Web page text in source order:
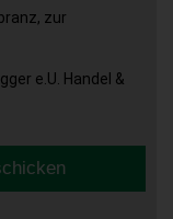
zur
e.U. Handel &